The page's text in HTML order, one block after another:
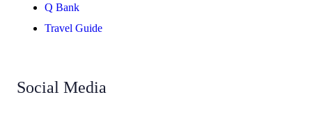
Q Bank
Travel Guide
Social Media